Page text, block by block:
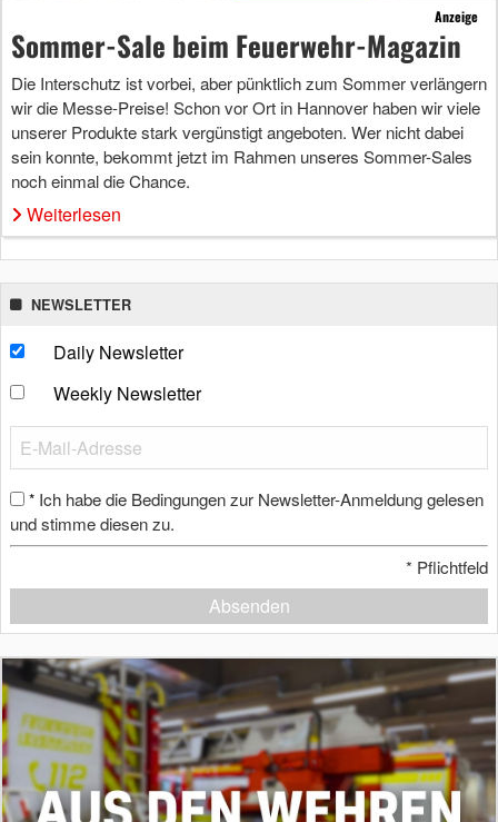
Anzeige
Sommer-Sale beim Feuerwehr-Magazin
Die Interschutz ist vorbei, aber pünktlich zum Sommer verlängern
wir die Messe-Preise! Schon vor Ort in Hannover haben wir viele
unserer Produkte stark vergünstigt angeboten. Wer nicht dabei
sein konnte, bekommt jetzt im Rahmen unseres Sommer-Sales
noch einmal die Chance.
Weiterlesen
NEWSLETTER
Daily Newsletter
Weekly Newsletter
* Ich habe die Bedingungen zur Newsletter-Anmeldung gelesen
und stimme diesen zu.
* Pflichtfeld
Absenden